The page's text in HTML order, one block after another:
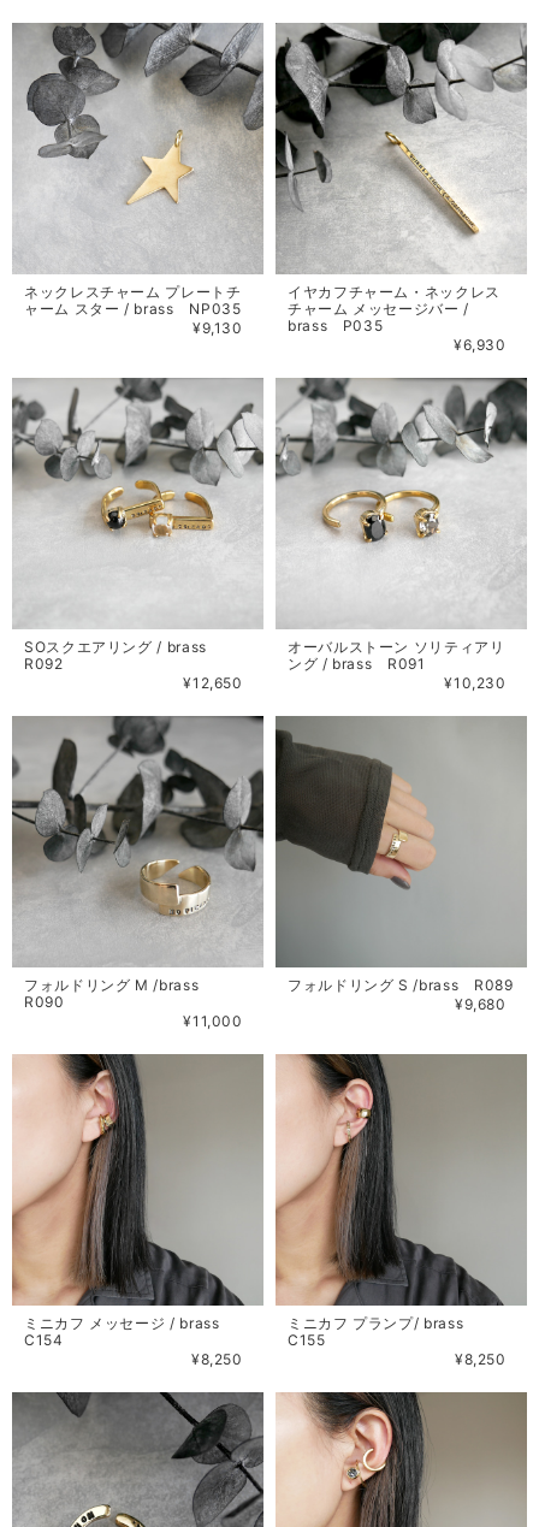
ネックレスチャーム プレートチ
ャーム スター / brass NP035
¥9,130
イヤカフチャーム・ネックレス
チャーム メッセージバー /
brass P035
¥6,930
SOスクエアリング / brass
R092
¥12,650
オーバルストーン ソリティアリ
ング / brass R091
¥10,230
フォルドリング M /brass
R090
¥11,000
フォルドリング S /brass R089
¥9,680
ミニカフ メッセージ / brass
C154
¥8,250
ミニカフ プランプ/ brass
C155
¥8,250